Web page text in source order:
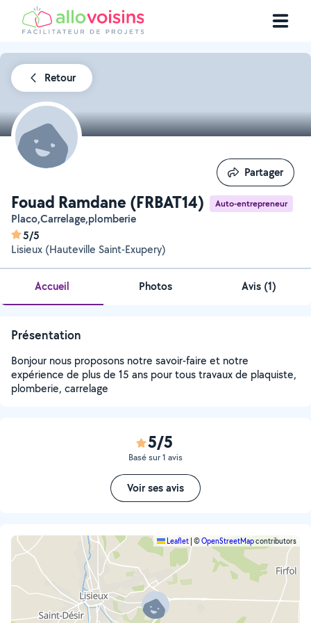
Retour
Fouad Ramdane (FRBAT14) Auto-entrepreneur
Placo,Carrelage,plomberie
5/5
Lisieux (Hauteville Saint-Exupery)
Partager
Partager
Accueil Photos Avis (1)
Présentation
Bonjour nous proposons notre savoir-faire et notre
expérience de plus de 15 ans pour tous travaux de plaquiste,
plomberie, carrelage
5/5
Basé sur 1 avis
Voir ses avis
Leaflet ©OpenStreetMapcontributors